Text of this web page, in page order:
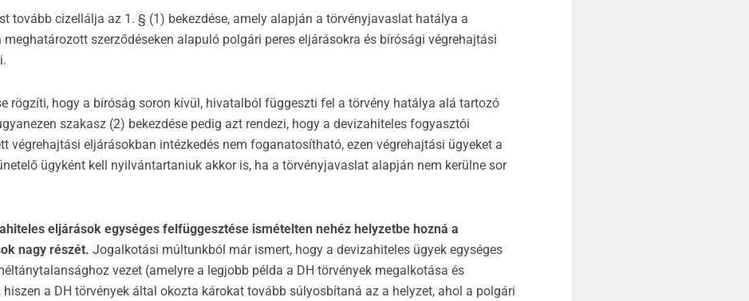
tovább cizellálja az 1. § (1) bekezdése, amely alapján a törvényjavaslat hatálya a
szerződéseken alapuló polgári peres eljárásokra és bírósági végrehajtási
rögzíti, hogy a bíróság soron kívül, hivatalból függeszti fel a törvény hatálya alá tartozó
szakasz (2) bekezdése pedig azt rendezi, hogy a devizahiteles fogyasztói
végrehajtási eljárásokban intézkedés nem foganatosítható, ezen végrehajtási ügyeket a
ügyként kell nyilvántartaniuk akkor is, ha a törvényjavaslat alapján nem kerülne sor
eljárások egységes felfüggesztése ismételten nehéz helyzetbe hozná a
nagy részét. Jogalkotási múltunkból már ismert, hogy a devizahiteles ügyek egységes
vezet (amelyre a legjobb példa a DH törvények megalkotása és
hiszen a DH törvények által okozta károkat tovább súlyosbítaná az a helyzet, ahol a polgári